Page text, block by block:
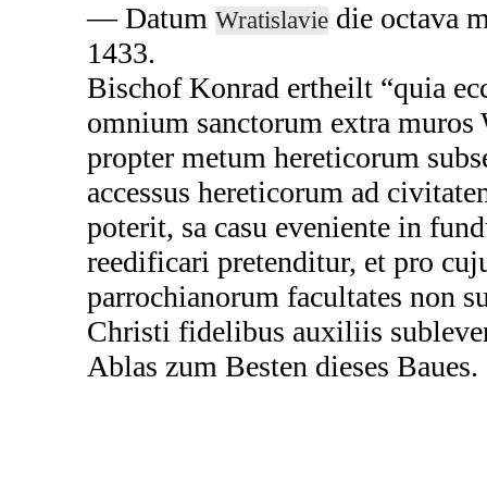
— Datum Wratislavie die octava
1433.
Bischof Konrad ertheilt “quia
omnium sanctorum extra muros
propter metum hereticorum
accessus hereticorum ad
poterit, sa casu eveniente in
reedificari pretenditur, et pro
parrochianorum facultates non
Christi fidelibus auxiliis
Ablas zum Besten dieses Baues.